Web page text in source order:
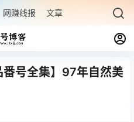
网赚线报 文章专题 最新文章
番号全集】97年自然美